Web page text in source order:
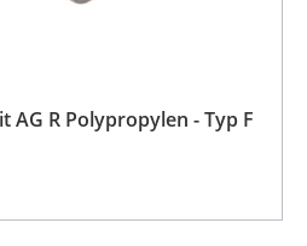
AG R Polypropylen - Typ F